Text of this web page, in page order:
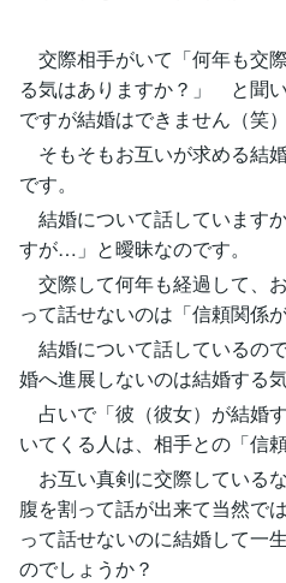
交際相手がいて「何年も交
る気はありますか？」 と聞
ですが結婚はできません（笑）
そもそもお互いが求める結
です。
結婚について話しています
すが…」と曖昧なのです。
交際して何年も経過して、
って話せないのは「信頼関係
結婚について話しているの
婚へ進展しないのは結婚する
占いで「彼（彼女）が結婚
いてくる人は、相手との「信
お互い真剣に交際している
腹を割って話が出来て当然
って話せないのに結婚して一
のでしょうか？